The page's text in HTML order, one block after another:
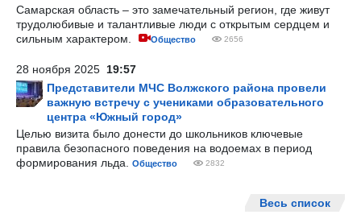
Самарская область – это замечательный регион, где живут
трудолюбивые и талантливые люди с открытым сердцем и
сильным характером.
Общество 2656
28 ноября 2025 19:57
Представители МЧС Волжского района провели
важную встречу с учениками образовательного
центра «Южный город»
Целью визита было донести до школьников ключевые
правила безопасного поведения на водоемах в период
формирования льда.
Общество 2832
Весь список